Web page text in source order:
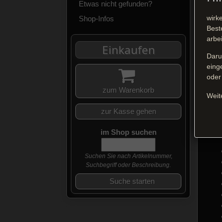
Etwas nicht gefunden?
Shop-Infos
Einkaufen
zum Warenkorb
zur Kasse gehen
im Shop suchen
Suchen Sie nach Artikelnummer,
Suchbegriff oder Beschreibung.
Suche starten